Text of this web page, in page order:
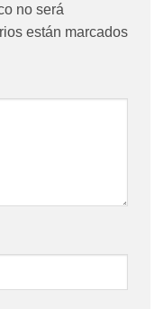
no será
están marcados